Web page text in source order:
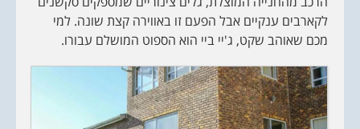
לקארבים ענקיים אבל הפעם זו באווירה קצת שונה. למי
מכם שאוהב שקט, ג'יי ביי הוא הספוט המושלם עבורו.